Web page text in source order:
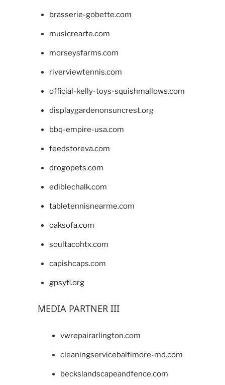
brasserie-gobette.com
musicrearte.com
morseysfarms.com
riverviewtennis.com
official-kelly-toys-squishmallows.com
displaygardenonsuncrest.org
bbq-empire-usa.com
feedstoreva.com
drogopets.com
ediblechalk.com
tabletennisnearme.com
oaksofa.com
soultacohtx.com
capishcaps.com
gpsyfl.org
MEDIA PARTNER III
vwrepairarlington.com
cleaningservicebaltimore-md.com
beckslandscapeandfence.com